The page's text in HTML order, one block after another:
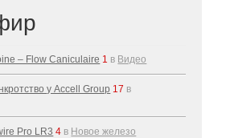
– Flow Caniculaire 1 в Видео
у Accell Group 17 в
Pro LR3 4 в Новое железо